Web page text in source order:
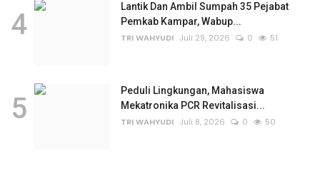
4
Lantik Dan Ambil Sumpah 35 Pejabat
Pemkab Kampar, Wabup...
TRI WAHYUDI Juli 29, 2026 0 51
5
Peduli Lingkungan, Mahasiswa
Mekatronika PCR Revitalisasi...
TRI WAHYUDI Juli 8, 2026 0 50